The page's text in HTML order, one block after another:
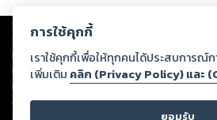
Copyright © 2026
ต่อผลงานหรือเนื้อหาใดที่อัปโหลดผ่านเว็บไซต์และ
ทรัพย์สินทางปัญญาของบุคคลอื่นหรือขัดต่อกฎหม
ทุกท่านโปรดใช้วิจารณญาณในการกลั่นกรองด้วย
หนึ่งส่วนใดขัดต่อกฎหมายและศีลธรรม กรุณาแจ้ง
ดำเนินการในทันที ทั้งนี้ ทางสตอรี่ล็อกขอสงวน
การใช้คุกกี้
เราใช้คุกกี้เพื่อให้ทุกคนได้ประสบการณ์
เพิ่มเติม คลิก (Privacy Policy) และ
ยอมรับ